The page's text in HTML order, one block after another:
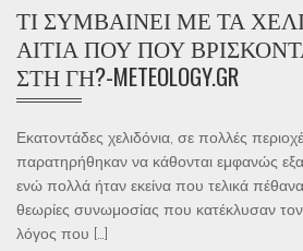
ΤΙ ΣΥΜΒΑΊΝΕΙ ΜΕ ΤΑ
ΑΙΤΊΑ ΠΟΥ ΠΟΥ
ΣΤΗ ΓΗ?-METEOLOGY.GR
Εκατοντάδες χελιδόνια, σε πολλές
παρατηρήθηκαν να κάθονται εμφανώς
ενώ πολλά ήταν εκείνα που τελικά
θεωρίες συνωμοσίας που κατέκλυσαν
λόγος που […]